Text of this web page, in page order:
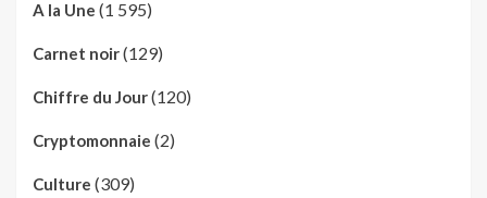
A la Une (1 595)
Carnet noir(129)
Chiffre du Jour(120)
Cryptomonnaie (2)
Culture (309)